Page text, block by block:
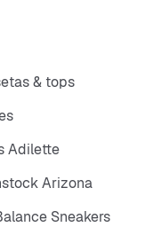
& tops
Adilette
Arizona
Sneakers